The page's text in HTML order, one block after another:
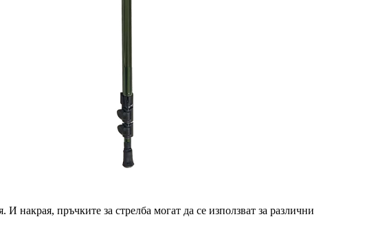
пръчките за стрелба могат да се използват за различни